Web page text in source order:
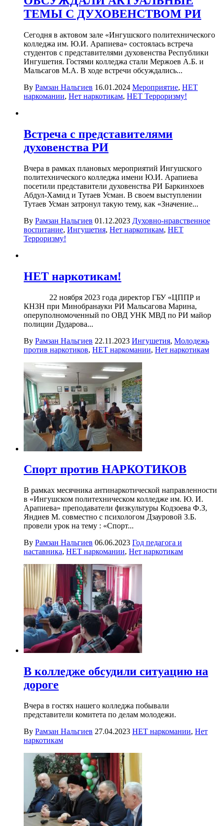
ТЕМЫ С ДУХОВЕНСТВОМ РИ
Сегодня в актовом зале «Ингушского политехнического
колледжа им. Ю.И. Арапиева» состоялась встреча
студентов с представителями духовенства Республики
Ингушетия. Гостями колледжа стали Мержоев А.Б. и
Мальсагов М.А. В ходе встречи обсуждались...
By Рамзан Нальгиев 16.01.2024 Мероприятие, НЕТ
наркомании, Нет наркотикам, НЕТ Терроризму!
Встреча с представителями
духовенства РИ
Вчера в рамках плановых мероприятий Ингушского
политехнического колледжа имени Ю.И. Арапиева
посетили представители духовенства РИ Баркинхоев
Абдул-Хамид и Тутаев Усман. В своем выступлении
Тутаев Усман затронул такую тему, как «Значение...
By Рамзан Нальгиев 01.12.2023 Духовно-нравственное
воспитание, Ингушетия, Нет наркотикам, НЕТ
Терроризму!
НЕТ наркотикам!
22 ноября 2023 года директор ГБУ «ЦППР и
КНЗН при Минобранауки РИ Мальсагова Марина,
оперуполномоченный по ОВД УНК МВД по РИ майор
полиции Дударова...
By Рамзан Нальгиев 22.11.2023 Ингушетия, Молодежь
против наркотиков, НЕТ наркомании, Нет наркотикам
Спорт против НАРКОТИКОВ
В рамках месячника антинаркотической направленности
в «Ингушском политехническом колледже им. Ю. И.
Арапиева» преподаватели физкультуры Кодзоева Ф.З,
Яндиев М. совместно с психологом Дзауровой З.Б.
провели урок на тему : «Спорт...
By Рамзан Нальгиев 06.06.2023 Год педагога и
наставника, НЕТ наркомании, Нет наркотикам
В колледже обсудили ситуацию на
дороге
Вчера в гостях нашего колледжа побывали
представители комитета по делам молодежи.
By Рамзан Нальгиев 27.04.2023 НЕТ наркомании, Нет
наркотикам